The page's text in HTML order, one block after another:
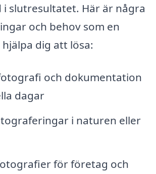
i slutresultatet. Här är några
och behov som en
dig att lösa:
och dokumentation
dagar
i naturen eller
för företag och